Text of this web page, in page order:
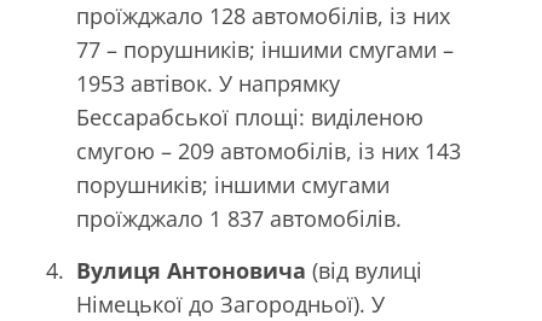
проїжджало 128 автомобілів, із них
77 – порушників; іншими смугами –
1953 автівок. У напрямку
Бессарабської площі: виділеною
смугою – 209 автомобілів, із них 143
порушників; іншими смугами
проїжджало 1 837 автомобілів.
Вулиця Антоновича (від вулиці
Німецької до Загородньої). У